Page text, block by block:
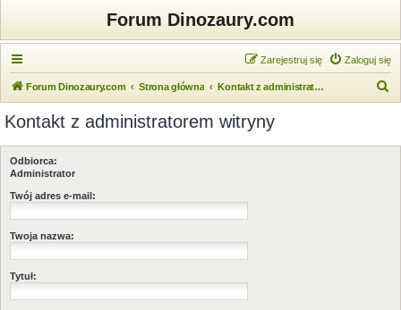
Forum Dinozaury.com
Zaloguj się
Zarejestruj się
Forum Dinozaury.com Strona główna Kontakt z administratorem witryny
k
Kontakt z administratorem witryny
Odbiorca:
Administrator
Twój adres e-mail:
Twoja nazwa:
Tytuł: